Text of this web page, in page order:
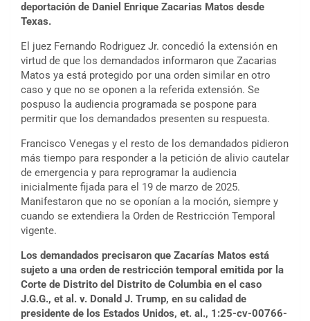
deportación de Daniel Enrique Zacarias Matos desde
Texas.
El juez Fernando Rodriguez Jr. concedió la extensión en
virtud de que los demandados informaron que Zacarias
Matos ya está protegido por una orden similar en otro
caso y que no se oponen a la referida extensión. Se
pospuso la audiencia programada se pospone para
permitir que los demandados presenten su respuesta.
Francisco Venegas y el resto de los demandados pidieron
más tiempo para responder a la petición de alivio cautelar
de emergencia y para reprogramar la audiencia
inicialmente fijada para el 19 de marzo de 2025.
Manifestaron que no se oponían a la moción, siempre y
cuando se extendiera la Orden de Restricción Temporal
vigente.
Los demandados precisaron que Zacarías Matos está
sujeto a una orden de restricción temporal emitida por la
Corte de Distrito del Distrito de Columbia en el caso
J.G.G., et al. v. Donald J. Trump, en su calidad de
presidente de los Estados Unidos, et. al., 1:25-cv-00766-